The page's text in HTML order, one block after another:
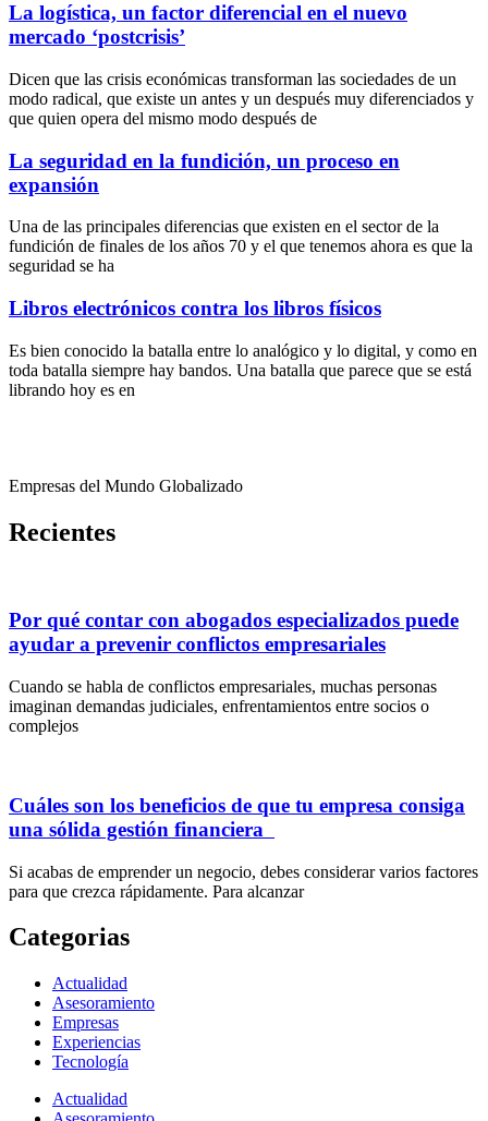
La logística, un factor diferencial en el nuevo
mercado ‘postcrisis’
Dicen que las crisis económicas transforman las sociedades de un
modo radical, que existe un antes y un después muy diferenciados y
que quien opera del mismo modo después de
La seguridad en la fundición, un proceso en
expansión
Una de las principales diferencias que existen en el sector de la
fundición de finales de los años 70 y el que tenemos ahora es que la
seguridad se ha
Libros electrónicos contra los libros físicos
Es bien conocido la batalla entre lo analógico y lo digital, y como en
toda batalla siempre hay bandos. Una batalla que parece que se está
librando hoy es en
Empresas del Mundo Globalizado
Recientes
Por qué contar con abogados especializados puede
ayudar a prevenir conflictos empresariales
Cuando se habla de conflictos empresariales, muchas personas
imaginan demandas judiciales, enfrentamientos entre socios o
complejos
Cuáles son los beneficios de que tu empresa consiga
una sólida gestión financiera
Si acabas de emprender un negocio, debes considerar varios factores
para que crezca rápidamente. Para alcanzar
Categorias
Actualidad
Asesoramiento
Empresas
Experiencias
Tecnología
Actualidad